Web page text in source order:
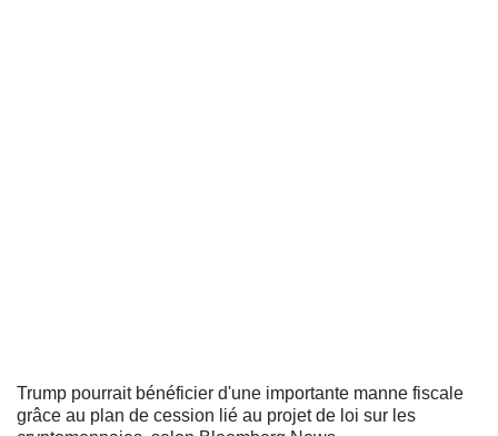
Trump pourrait bénéficier d'une importante manne fiscale
grâce au plan de cession lié au projet de loi sur les